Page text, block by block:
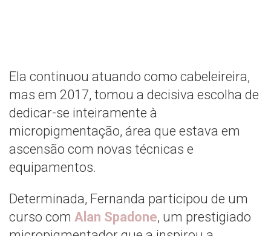
Ela continuou atuando como cabeleireira,
mas em 2017, tomou a decisiva escolha de
dedicar-se inteiramente à
micropigmentação, área que estava em
ascensão com novas técnicas e
equipamentos.
Determinada, Fernanda participou de um
curso com Alan Spadone, um prestigiado